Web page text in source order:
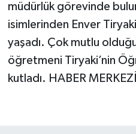
müdürlük görevinde
isimlerinden Enver
yaşadı. Çok mutlu
öğretmeni Tiryaki’nin
kutladı. HABER MERKEZİ